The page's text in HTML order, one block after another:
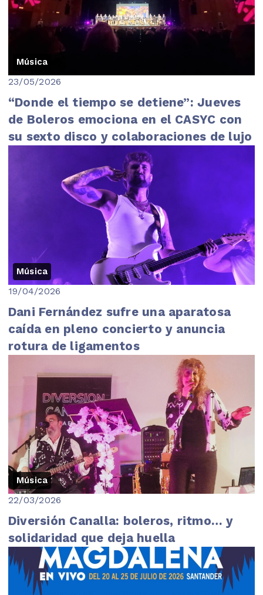
Música
23/05/2026
“Donde el tiempo se detiene”: Jueves
de Boleros emociona en el CASYC con
su sexto disco y colaboraciones de lujo
Música
19/04/2026
Dani Fernández sufre una aparatosa
caída en pleno concierto y anuncia
rotura de ligamentos
Música
22/03/2026
Diversión Canalla: boleros, ritmo… y
solidaridad que deja huella